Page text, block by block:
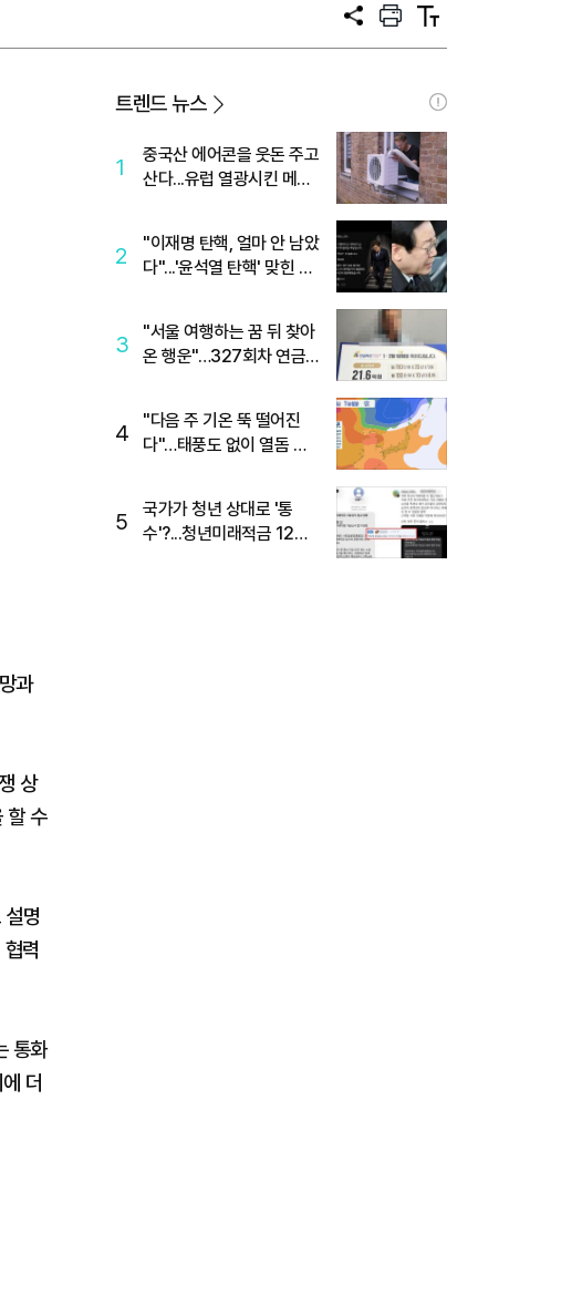
공
프
트
텍
트
과
상
할 수
명
력
통화
더
트렌드 뉴스
1
중국산 에어콘을 웃돈 주고
산다...유럽 열광시킨 메이
2
"이재명 탄핵, 얼마 안 남았
다"...'윤석열 탄핵' 맞힌 무
3
"서울 여행하는 꿈 뒤 찾아
온 행운"…327회차 연금
4
"다음 주 기온 뚝 떨어진
다"…태풍도 없이 열돔 박
5
국가가 청년 상대로 '통
수'?...청년미래적금 12%